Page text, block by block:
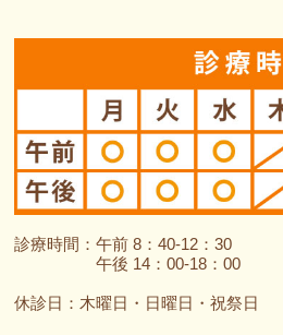
診療時間：午前 8：40-12：30
午後 14：00-18：00
休診日：木曜日・日曜日・祝祭日